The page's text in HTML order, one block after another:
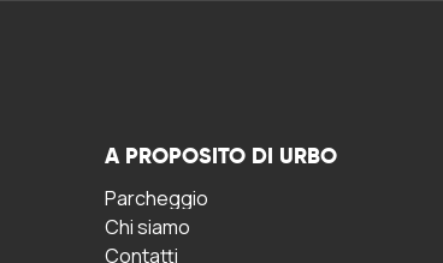
A PROPOSITO DI URBO
Parcheggio
Chi siamo
Contatti